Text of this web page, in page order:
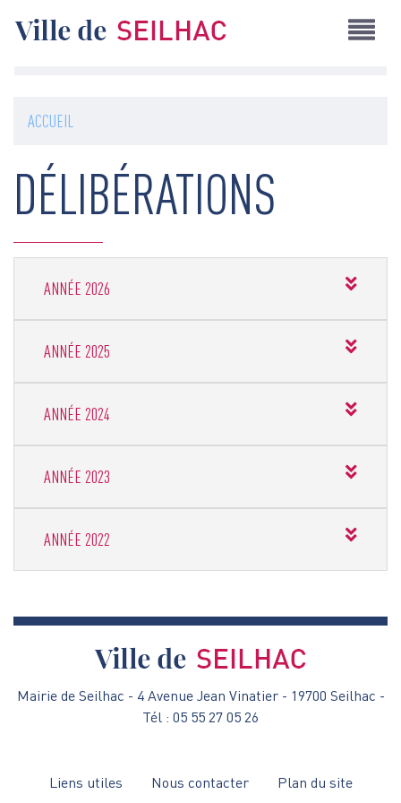
au
ACCUEIL
DÉLIBÉRATIONS
rendusANNÉE
ANNÉE 2026
ANNÉE
ANNÉE 2025
ANNÉE
ANNÉE 2024
ANNÉE
ANNÉE 2023
ANNÉE
ANNÉE 2022
Mairie de Seilhac - 4 Avenue Jean Vinatier - 19700 Seilhac -
Tél : 05 55 27 05 26
Menu
Liens utiles Nous contacter Plan du site